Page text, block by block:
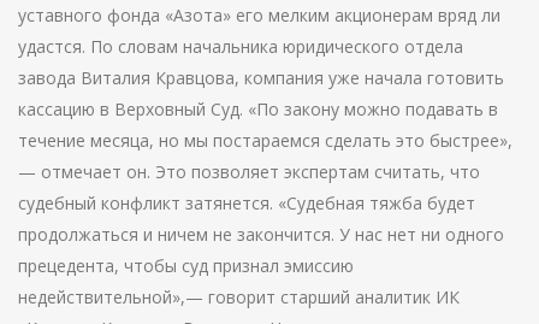
уставного фонда «Азота» его мелким акционерам вряд ли
удастся. По словам начальника юридического отдела
завода Виталия Кравцова, компания уже начала готовить
кассацию в Верховный Суд. «По закону можно подавать в
течение месяца, но мы постараемся сделать это быстрее»,
— отмечает он. Это позволяет экспертам считать, что
судебный конфликт затянется. «Судебная тяжба будет
продолжаться и ничем не закончится. У нас нет ни одного
прецедента, чтобы суд признал эмиссию
недействительной»,— говорит старший аналитик ИК